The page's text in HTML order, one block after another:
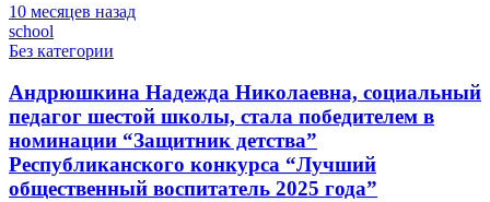
10 месяцев назад
school
Без категории
Андрюшкина Надежда Николаевна, социальный
педагог шестой школы, стала победителем в
номинации “Защитник детства”
Республиканского конкурса “Лучший
общественный воспитатель 2025 года”